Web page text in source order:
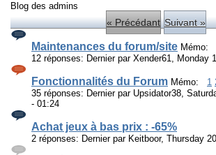
Blog des admins
« Précédant Suivant »
Maintenances du forum/site Mémo:
12 réponses: Dernier par Xender61, Monday
Fonctionnalités du Forum Mémo: 1
35 réponses: Dernier par Upsidator38,
- 01:24
Achat jeux à bas prix : -65%
2 réponses: Dernier par Keitboor, Thursday